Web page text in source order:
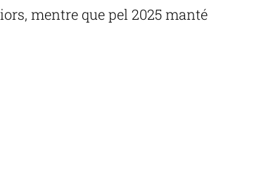
mentre que pel 2025 manté